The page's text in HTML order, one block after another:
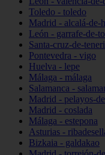
Toledo - toledo
Madrid - alcalá-de-
León - garrafe-de-
Santa-cruz-de-
Pontevedra - vigo
Huelva - lepe
Málaga - málaga
Salamanca -
Madrid - pelayos-
Madrid - coslada
Málaga - estepona
Asturias -
Bizkaia - galdakao